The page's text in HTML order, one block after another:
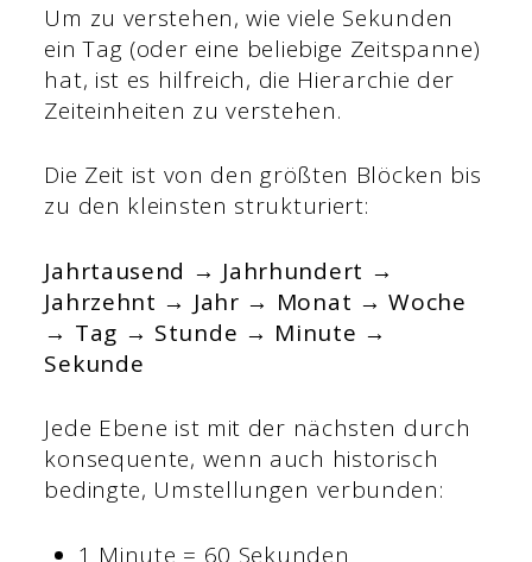
Um zu verstehen, wie viele Sekunden
ein Tag (oder eine beliebige Zeitspanne)
hat, ist es hilfreich, die Hierarchie der
Zeiteinheiten zu verstehen.
Die Zeit ist von den größten Blöcken bis
zu den kleinsten strukturiert:
Jahrtausend → Jahrhundert →
Jahrzehnt → Jahr → Monat → Woche
→ Tag → Stunde → Minute →
Sekunde
Jede Ebene ist mit der nächsten durch
konsequente, wenn auch historisch
bedingte, Umstellungen verbunden:
1 Minute = 60 Sekunden